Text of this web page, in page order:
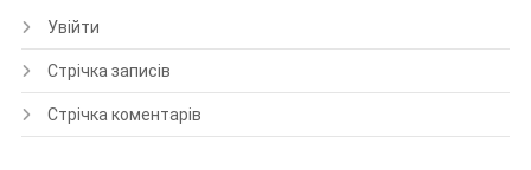
Увійти
Стрічка записів
Стрічка коментарів